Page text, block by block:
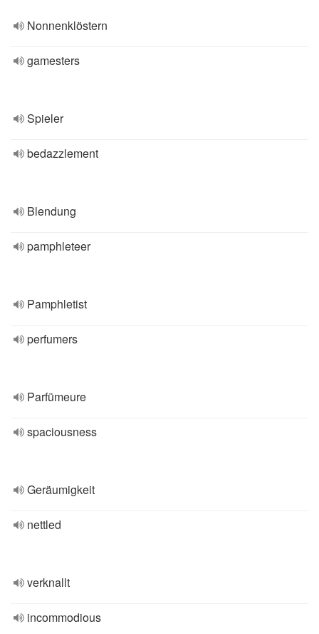
Nonnenklöstern
gamesters
Spieler
bedazzlement
Blendung
pamphleteer
Pamphletist
perfumers
Parfümeure
spaciousness
Geräumigkeit
nettled
verknallt
incommodious